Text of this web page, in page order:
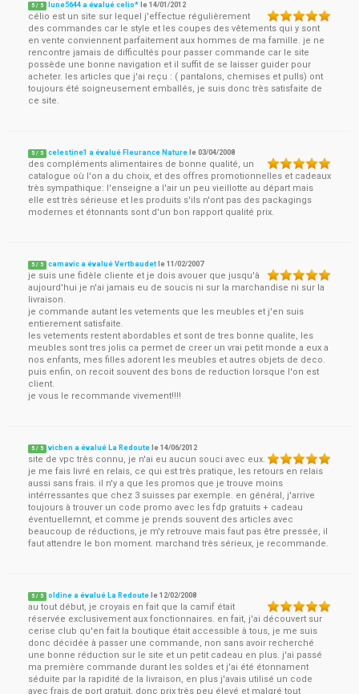
5 / 5 lune5644 a évalué celio* le14/01/2012
célio est un site sur lequel j'effectue régulièrement
des commandes car le style et les coupes des vêtements qui y sont
en vente conviennent parfaitement aux hommes de ma famille. je ne
rencontre jamais de difficultés pour passer commande car le site
possède une bonne navigation et il suffit de se laisser guider pour
acheter. les articles que j'ai reçu : ( pantalons, chemises et pulls) ont
toujours été soigneusement emballés, je suis donc très satisfaite de
ce site.
5 / 5 celestine1 a évalué Fleurance Nature le03/04/2008
des compléments alimentaires de bonne qualité, un
catalogue où l'on a du choix, et des offres promotionnelles et cadeaux
très sympathique: l'enseigne a l'air un peu vieillotte au départ mais
elle est très sérieuse et les produits s'ils n'ont pas des packagings
modernes et étonnants sont d'un bon rapport qualité prix.
5 / 5 camavic a évalué Vertbaudet le11/02/2007
je suis une fidèle cliente et je dois avouer que jusqu'à
aujourd'hui je n'ai jamais eu de soucis ni sur la marchandise ni sur la
livraison.
je commande autant les vetements que les meubles et j'en suis
entierement satisfaite.
les vetements restent abordables et sont de tres bonne qualite, les
meubles sont tres jolis ca permet de creer un vrai petit monde a eux a
nos enfants, mes filles adorent les meubles et autres objets de deco.
puis enfin, on recoit souvent des bons de reduction lorsque l'on est
client.
je vous le recommande vivement!!!!
5 / 5 vicben a évalué La Redoute le14/06/2012
site de vpc très connu, je n'ai eu aucun souci avec eux.
je me fais livré en relais, ce qui est très pratique, les retours en relais
aussi sans frais. il n'y a que les promos que je trouve moins
intérressantes que chez 3 suisses par exemple. en général, j'arrive
toujours à trouver un code promo avec les fdp gratuits + cadeau
éventuellemnt, et comme je prends souvent des articles avec
beaucoup de réductions, je m'y retrouve mais faut pas être pressée, il
faut attendre le bon moment. marchand très sérieux, je recommande.
5 / 5 oldine a évalué La Redoute le12/02/2008
au tout début, je croyais en fait que la camif était
réservée exclusivement aux fonctionnaires. en fait, j'ai découvert sur
cerise club qu'en fait la boutique était accessible à tous, je me suis
donc décidée à passer une commande, non sans avoir recherché
une bonne réduction sur le site et un petit cadeau en plus. j'ai passé
ma première commande durant les soldes et j'ai été étonnament
séduite par la rapidité de la livraison, en plus j'avais utilisé un code
avec frais de port gratuit, donc prix très peu élevé et malgré tout